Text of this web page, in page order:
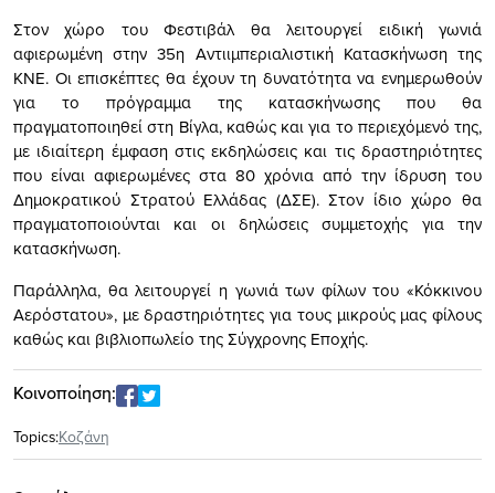
Στον χώρο του Φεστιβάλ θα λειτουργεί ειδική γωνιά
αφιερωμένη στην 35η Αντιιμπεριαλιστική Κατασκήνωση της
ΚΝΕ. Οι επισκέπτες θα έχουν τη δυνατότητα να ενημερωθούν
για το πρόγραμμα της κατασκήνωσης που θα
πραγματοποιηθεί στη Βίγλα, καθώς και για το περιεχόμενό της,
με ιδιαίτερη έμφαση στις εκδηλώσεις και τις δραστηριότητες
που είναι αφιερωμένες στα 80 χρόνια από την ίδρυση του
Δημοκρατικού Στρατού Ελλάδας (ΔΣΕ). Στον ίδιο χώρο θα
πραγματοποιούνται και οι δηλώσεις συμμετοχής για την
κατασκήνωση.
Παράλληλα, θα λειτουργεί η γωνιά των φίλων του «Κόκκινου
Αερόστατου», με δραστηριότητες για τους μικρούς μας φίλους
καθώς και βιβλιοπωλείο της Σύγχρονης Εποχής.
Κοινοποίηση:
Topics:Κοζάνη